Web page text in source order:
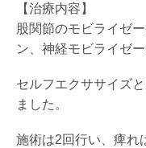
【治療内容】
股関節のモビライゼ
ン、神経モビライゼ
セルフエクササイズ
ました。
施術は2回行い、痺れ